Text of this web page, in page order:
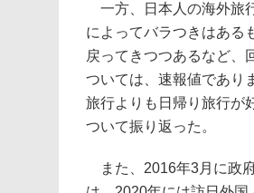
一方、日本人の海外旅
によってバラつきはある
戻ってきつつあるなど、
ついては、速報値であり
旅行よりも日帰り旅行が
ついて振り返った。
また、2016年3月に政